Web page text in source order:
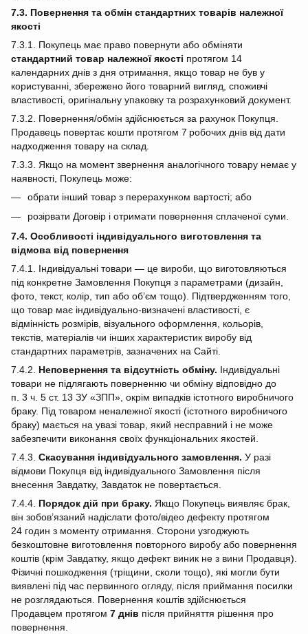
7.3. Повернення та обмін стандартних товарів належної
якості
7.3.1. Покупець має право повернути або обміняти
стандартний товар належної якості протягом 14
календарних днів з дня отримання, якщо товар не був у
користуванні, збережено його товарний вигляд, споживчі
властивості, оригінальну упаковку та розрахунковий документ.
7.3.2. Повернення/обмін здійснюється за рахунок Покупця.
Продавець повертає кошти протягом 7 робочих днів від дати
надходження товару на склад.
7.3.3. Якщо на момент звернення аналогічного товару немає у
наявності, Покупець може:
обрати інший товар з перерахунком вартості; або
розірвати Договір і отримати повернення сплаченої суми.
7.4. Особливості індивідуального виготовлення та
відмова від повернення
7.4.1. Індивідуальні товари — це вироби, що виготовляються
під конкретне Замовлення Покупця з параметрами (дизайн,
фото, текст, колір, тип або об’єм тощо). Підтвердженням того,
що товар має індивідуально‑визначені властивості, є
відмінність розмірів, візуального оформлення, кольорів,
текстів, матеріалів чи інших характеристик виробу від
стандартних параметрів, зазначених на Сайті.
7.4.2. Неповернення та відсутність обміну. Індивідуальні
товари не підлягають поверненню чи обміну відповідно до
п. 3 ч. 5 ст. 13 ЗУ «ЗПП», окрім випадків істотного виробничого
браку. Під товаром неналежної якості (істотного виробничого
браку) мається на увазі товар, який несправний і не може
забезпечити виконання своїх функціональних якостей.
7.4.3. Скасування індивідуального замовлення. У разі
відмови Покупця від індивідуального Замовлення після
внесення Завдатку, Завдаток не повертається.
7.4.4. Порядок дій при браку. Якщо Покупець виявляє брак,
він зобов’язаний надіслати фото/відео дефекту протягом
24 годин з моменту отримання. Сторони узгоджують
безкоштовне виготовлення повторного виробу або повернення
коштів (крім Завдатку, якщо дефект виник не з вини Продавця).
Фізичні пошкодження (тріщини, сколи тощо), які могли бути
виявлені під час первинного огляду, після приймання посилки
не розглядаються. Повернення коштів здійснюється
Продавцем протягом 7 днів після прийняття рішення про
повернення.